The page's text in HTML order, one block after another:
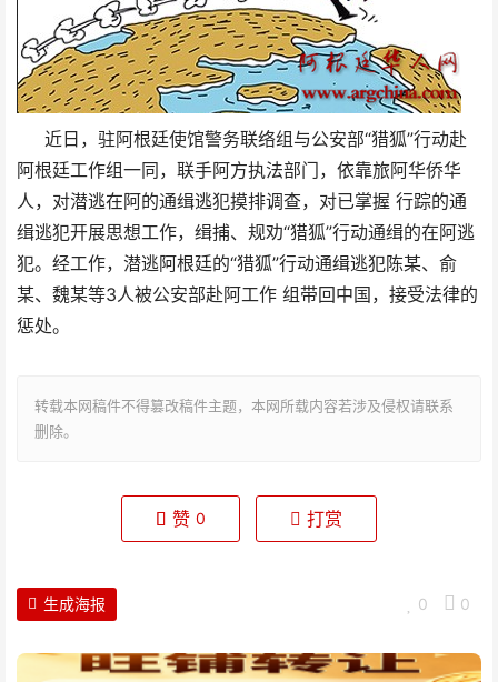
近日，驻阿根廷使馆警务联络组与公安部“猎狐”行动赴
阿根廷工作组一同，联手阿方执法部门，依靠旅阿华侨华
人，对潜逃在阿的通缉逃犯摸排调查，对已掌握 行踪的通
缉逃犯开展思想工作，缉捕、规劝“猎狐”行动通缉的在阿逃
犯。经工作，潜逃阿根廷的“猎狐”行动通缉逃犯陈某、俞
某、魏某等3人被公安部赴阿工作 组带回中国，接受法律的
惩处。
转载本网稿件不得篡改稿件主题，本网所载内容若涉及侵权请联系
删除。
赞 0 打赏
0 0
生成海报